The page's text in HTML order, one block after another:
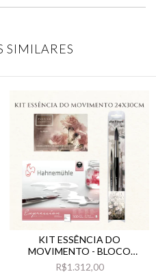
SIMILARES
KIT ESSÊNCIA DO
MOVIMENTO - BLOCO
EXPRESSION 24X30CM, KIT
R$1.312,00